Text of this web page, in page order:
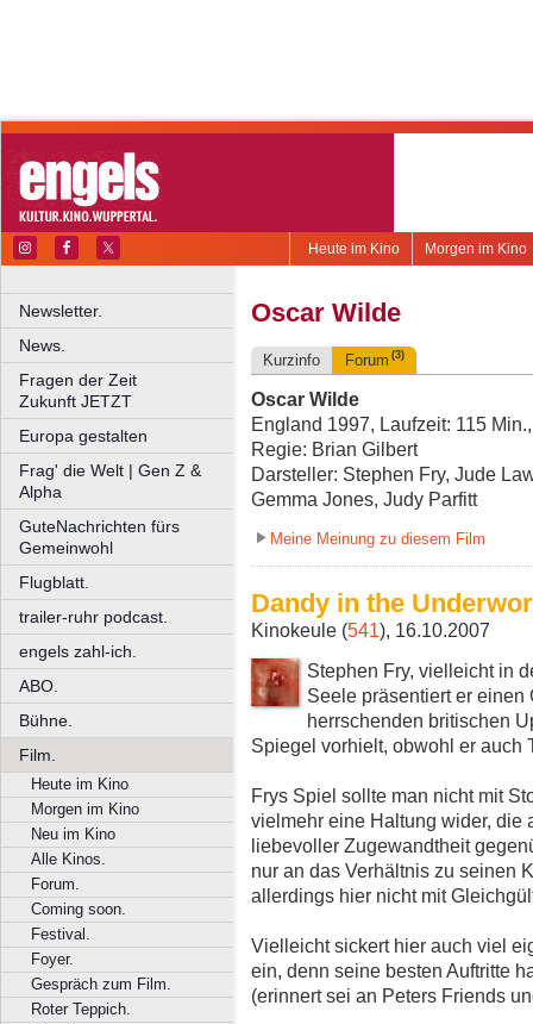
Morgen im Kino
Heute im Kino
Newsletter.
News.
Fragen der Zeit
Zukunft JETZT
Europa gestalten
Frag' die Welt | Gen Z &
Alpha
GuteNachrichten fürs
Gemeinwohl
Flugblatt.
trailer-ruhr podcast.
engels zahl-ich.
ABO.
Bühne.
Film.
Heute im Kino
Morgen im Kino
Neu im Kino
Alle Kinos.
Forum.
Coming soon.
Festival.
Foyer.
Gespräch zum Film.
Roter Teppich.
Oscar Wilde
Kurzinfo Forum (3)
Oscar Wilde
England 1997, Laufzeit: 115
Regie: Brian Gilbert
Darsteller: Stephen Fry, Jude
Gemma Jones, Judy Parfitt
Meine Meinung zu diesem Film
Dandy in the
Kinokeule (541), 16.10.2007
Stephen Fry, vielleicht in
Seele präsentiert er einen
herrschenden britischen
Spiegel vorhielt, obwohl er auch
Frys Spiel sollte man nicht mit
vielmehr eine Haltung wider, die
liebevoller Zugewandtheit
nur an das Verhältnis zu seinen
allerdings hier nicht mit
Vielleicht sickert hier auch viel
ein, denn seine besten Auftritte
(erinnert sei an Peters Friends